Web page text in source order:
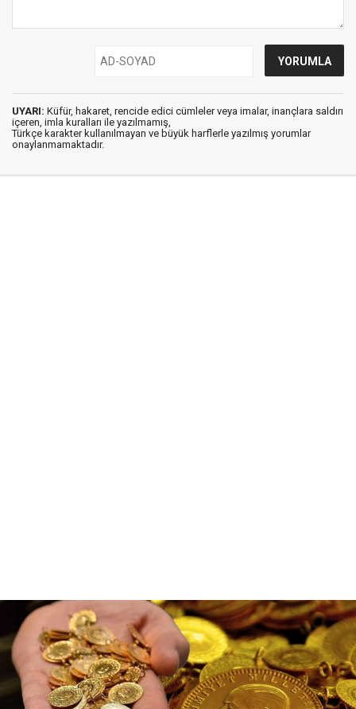
UYARI: Küfür, hakaret, rencide edici cümleler veya imalar, inançlara saldırı
içeren, imla kuralları ile yazılmamış,
Türkçe karakter kullanılmayan ve büyük harflerle yazılmış yorumlar
onaylanmamaktadır.